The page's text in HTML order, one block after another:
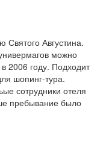
Святого Августина.
можно
2006 году. Подходит
шопинг-тура.
сотрудники отеля
пребывание было